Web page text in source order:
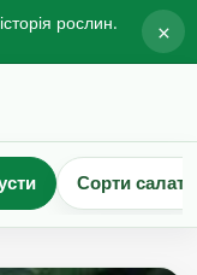
рослин. ×
Сорти салату